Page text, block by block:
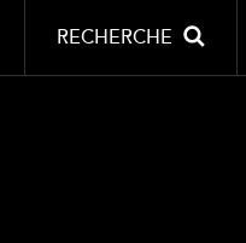
RECHERCHE